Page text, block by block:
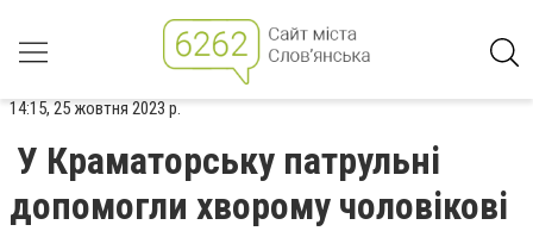
14:15, 25 жовтня 2023 р.
У Краматорську патрульні
допомогли хворому чоловікові